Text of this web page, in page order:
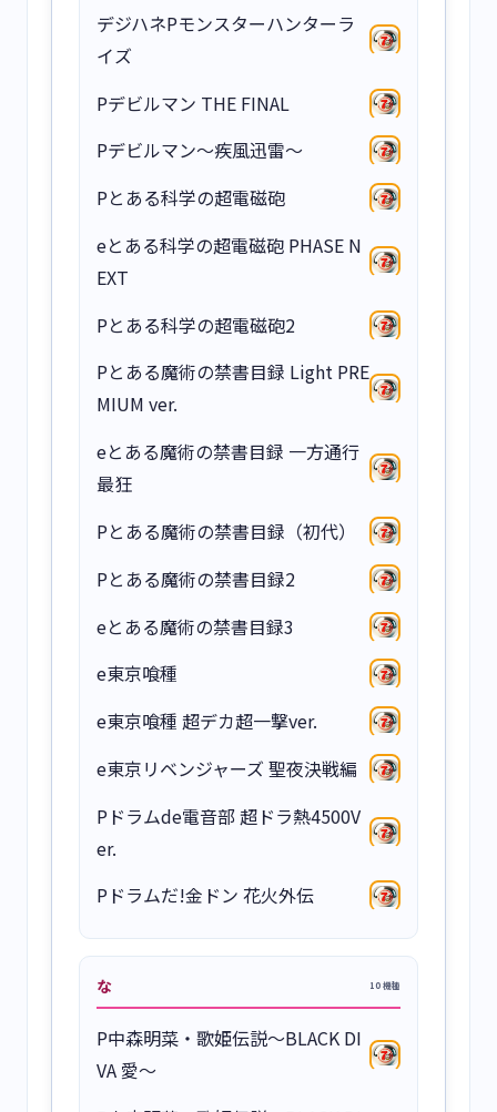
デジハネPモンスターハンターラ
イズ
Pデビルマン THE FINAL
Pデビルマン～疾風迅雷～
Pとある科学の超電磁砲
eとある科学の超電磁砲 PHASE N
EXT
Pとある科学の超電磁砲2
Pとある魔術の禁書目録 Light PRE
MIUM ver.
eとある魔術の禁書目録 一方通行
最狂
Pとある魔術の禁書目録（初代）
Pとある魔術の禁書目録2
eとある魔術の禁書目録3
e東京喰種
e東京喰種 超デカ超一撃ver.
e東京リベンジャーズ 聖夜決戦編
Pドラムde電音部 超ドラ熱4500V
er.
Pドラムだ!金ドン 花火外伝
な 10 機種
P中森明菜・歌姫伝説～BLACK DI
VA 愛～